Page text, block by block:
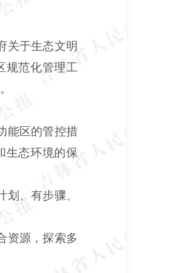
于生态文明
规范化管理工
能区的管控措
生态环境的保
、有步骤、
资源，探索多